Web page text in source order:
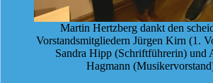
Martin Hertzberg dankt den
Vorstandsmitgliedern Jürgen Kirn (1.
Sandra Hipp (Schriftführerin) und
Hagmann